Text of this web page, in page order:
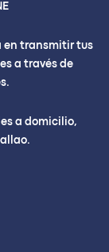
en transmitir tus
a través de
a domicilio,